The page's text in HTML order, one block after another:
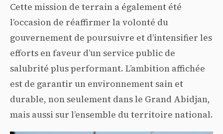
Cette mission de terrain a également été
l’occasion de réaffirmer la volonté du
gouvernement de poursuivre et d’intensifier les
efforts en faveur d’un service public de
salubrité plus performant. L’ambition affichée
est de garantir un environnement sain et
durable, non seulement dans le Grand Abidjan,
mais aussi sur l’ensemble du territoire national.